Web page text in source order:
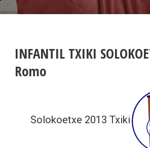
INFANTIL TXIKI
Romo
Solokoetxe 2013 Txiki